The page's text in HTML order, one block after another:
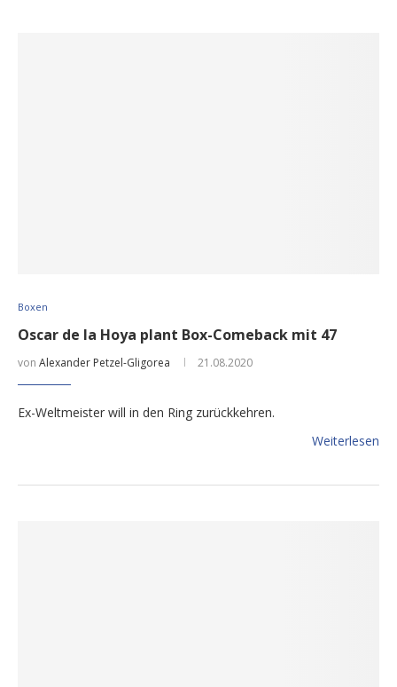
Boxen
Oscar de la Hoya plant Box-Comeback mit 47
von Alexander Petzel-Gligorea 21.08.2020
Ex-Weltmeister will in den Ring zurückkehren.
Weiterlesen